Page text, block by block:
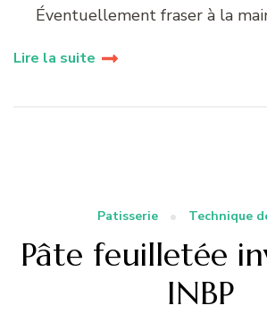
Éventuellement fraser à la
Lire la suite
Patisserie Technique
Pâte feuilletée
INBP